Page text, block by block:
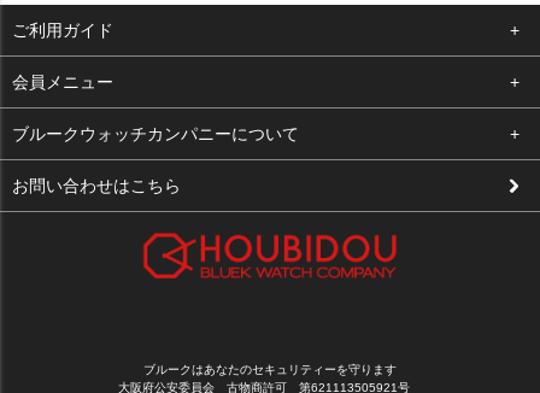
ご利用ガイド
よくある質問
支払い・送料
修理依頼
会員メニュー
ログイン
お気に入り
ブルークウォッチカンパニーについて
会社概要
お問い合わせはこちら
ブルークはあなたのセキュリティーを守ります
大阪府公安委員会 古物商許可 第621113505921号